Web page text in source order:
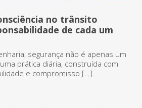
no trânsito
de cada um
segurança não é apenas um
prática diária, construída com
e compromisso […]